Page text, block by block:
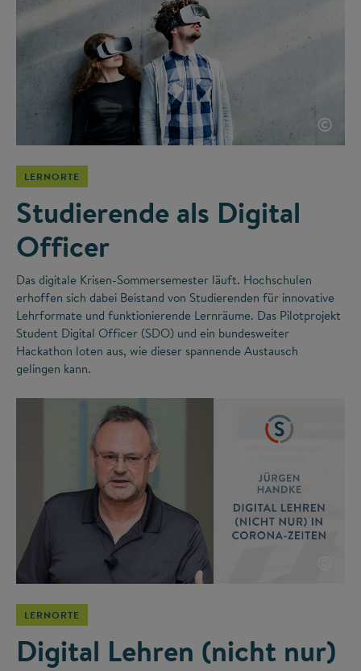
©
LERNORTE
Studierende als Digital
Officer
Das digitale Krisen-Sommersemester läuft. Hochschulen
erhoffen sich dabei Beistand von Studierenden für innovative
Lehrformate und funktionierende Lernräume. Das Pilotprojekt
Student Digital Officer (SDO) und ein bundesweiter
Hackathon loten aus, wie dieser spannende Austausch
gelingen kann.
LERNORTE
Digital Lehren (nicht nur)